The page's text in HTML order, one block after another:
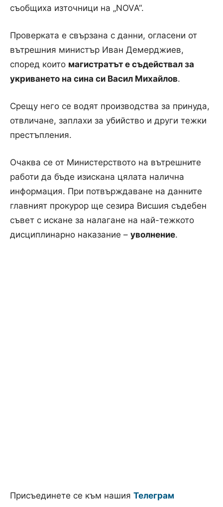
съобщиха източници на „NOVA“.
Проверката е свързана с данни, огласени от
вътрешния министър Иван Демерджиев,
според които магистратът е съдействал за
укриването на сина си Васил Михайлов.
Срещу него се водят производства за принуда,
отвличане, заплахи за убийство и други тежки
престъпления.
Очаква се от Министерството на вътрешните
работи да бъде изискана цялата налична
информация. При потвърждаване на данните
главният прокурор ще сезира Висшия съдебен
съвет с искане за налагане на най-тежкото
дисциплинарно наказание – уволнение.
Присъединете се към нашия Телеграм